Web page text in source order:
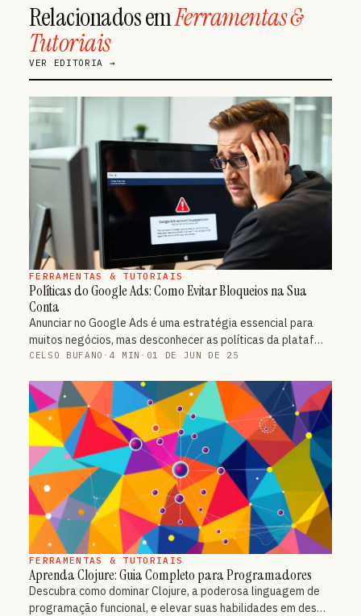
Relacionados emFerramentas &
Tutoriais
VER EDITORIA →
FERRAMENTAS & TUTORIAIS
Políticas do Google Ads: Como Evitar Bloqueios na Sua
Conta
Anunciar no Google Ads é uma estratégia essencial para
muitos negócios, mas desconhecer as políticas da plataf…
CELSO BUFANO · 4 MIN · 01 DE JUN DE 25
FERRAMENTAS & TUTORIAIS
Aprenda Clojure: Guia Completo para Programadores
Descubra como dominar Clojure, a poderosa linguagem de
programação funcional, e elevar suas habilidades em des…